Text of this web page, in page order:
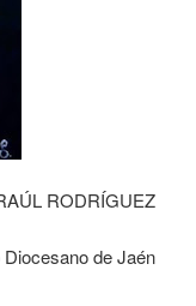
RODRÍGUEZ
de Jaén